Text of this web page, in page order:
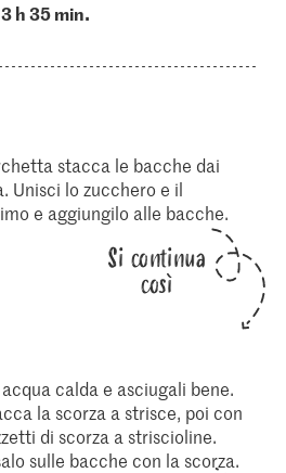
3 h 35 min.
stacca le bacche dai
Unisci lo zucchero e il
e aggiungilo alle bacche.
Si continua
così
calda e asciugali bene.
la scorza a strisce, poi con
di scorza a striscioline.
sulle bacche con la scorza.